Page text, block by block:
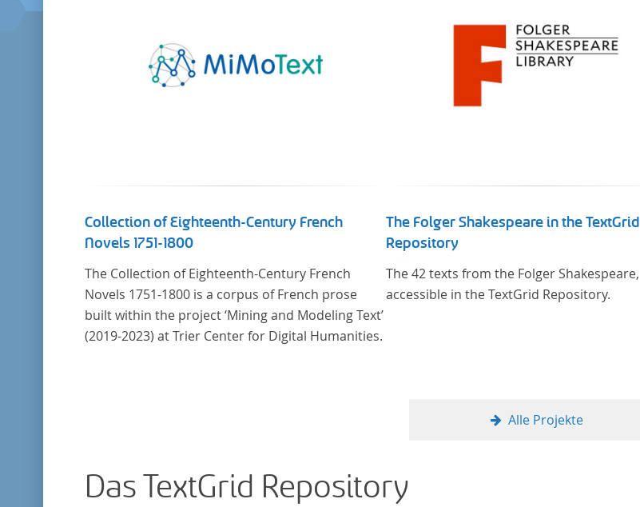
Collection of Eighteenth-Century French
Novels 1751-1800
The Collection of Eighteenth-Century French
Novels 1751-1800 is a corpus of French prose
built within the project ‘Mining and Modeling Text’
(2019-2023) at Trier Center for Digital Humanities.
The Folger Shakespeare in the TextGrid
Repository
The 42 texts from the Folger Shakespeare,
accessible in the TextGrid Repository.
Alle Projekte
Das TextGrid Repository